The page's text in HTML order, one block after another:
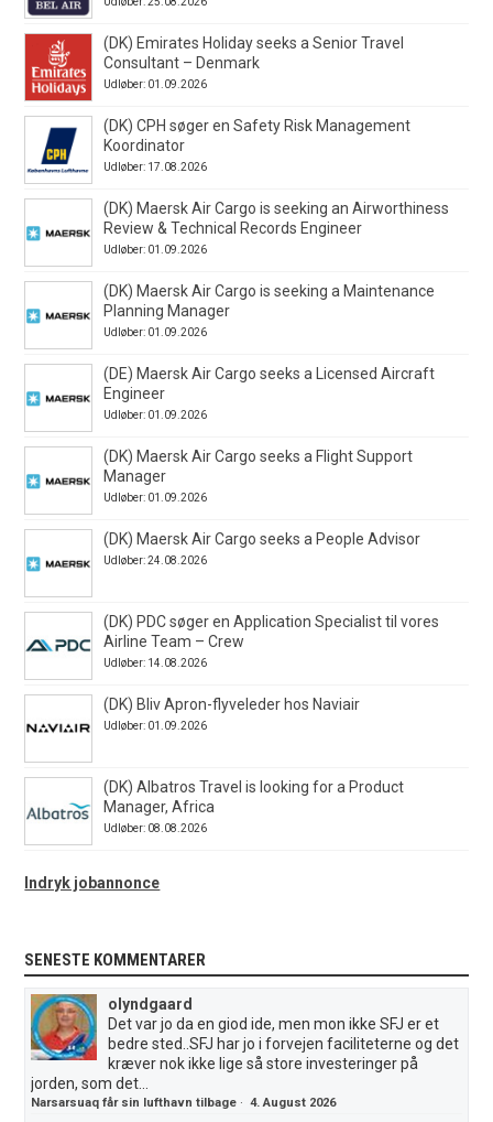
(DK) Emirates Holiday seeks a Senior Travel
Consultant – Denmark
Udløber: 01.09.2026
(DK) CPH søger en Safety Risk Management
Koordinator
Udløber: 17.08.2026
(DK) Maersk Air Cargo is seeking an Airworthiness
Review & Technical Records Engineer
Udløber: 01.09.2026
(DK) Maersk Air Cargo is seeking a Maintenance
Planning Manager
Udløber: 01.09.2026
(DE) Maersk Air Cargo seeks a Licensed Aircraft
Engineer
Udløber: 01.09.2026
(DK) Maersk Air Cargo seeks a Flight Support
Manager
Udløber: 01.09.2026
(DK) Maersk Air Cargo seeks a People Advisor
Udløber: 24.08.2026
(DK) PDC søger en Application Specialist til vores
Airline Team – Crew
Udløber: 14.08.2026
(DK) Bliv Apron-flyveleder hos Naviair
Udløber: 01.09.2026
(DK) Albatros Travel is looking for a Product
Manager, Africa
Udløber: 08.08.2026
Indryk jobannonce
SENESTE KOMMENTARER
olyndgaard
Det var jo da en giod ide, men mon ikke SFJ er et
bedre sted..SFJ har jo i forvejen faciliteterne og det
kræver nok ikke lige så store investeringer på
jorden, som det...
Narsarsuaq får sin lufthavn tilbage ·4. August 2026